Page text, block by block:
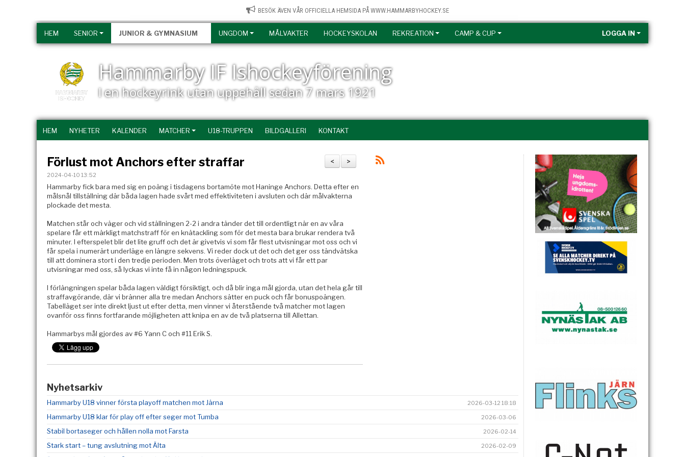
BESÖK ÄVEN VÅR OFFICIELLA HEMSIDA PÅ WWW.HAMMARBYHOCKEY.SE
HEM SENIOR JUNIOR & GYMNASIUM UNGDOM MÅLVAKTER HOCKEYSKOLAN REKREATION CAMP & CUP LOGGA IN
Hammarby IF Ishockeyförening
I en hockeyrink utan uppehåll sedan 7 mars 1921
HEM NYHETER KALENDER MATCHER U18-TRUPPEN BILDGALLERI KONTAKT
>
<
Förlust mot Anchors efter straffar
2024-04-10 13:52
Hammarby fick bara med sig en poäng i tisdagens bortamöte mot Haninge Anchors. Detta efter en
målsnål tillställning där båda lagen hade svårt med effektiviteten i avsluten och där målvakterna
plockade det mesta.
Matchen står och väger och vid ställningen 2-2 i andra tänder det till ordentligt när en av våra
spelare får ett märkligt matchstraff för en knätackling som för det mesta bara brukar rendera två
minuter. I efterspelet blir det lite gruff och det är givetvis vi som får flest utvisningar mot oss och vi
får spela i numerärt underläge en längre sekvens. Vi reder dock ut det och det ger oss tändvätska
till att dominera stort i den tredje perioden. Men trots överläget och trots att vi får ett par
utvisningar med oss, så lyckas vi inte få in någon ledningspuck.
I förlängningen spelar båda lagen väldigt försiktigt, och då blir inga mål gjorda, utan det hela går till
straffavgörande, där vi bränner alla tre medan Anchors sätter en puck och får bonuspoängen.
Tabelläget ser inte direkt ljust ut efter detta, men vinner vi återstående två matcher mot lagen
ovanför oss finns fortfarande möjligheten att knipa en av de två platserna till Allettan.
Hammarbys mål gjordes av #6 Yann C och #11 Erik S.
Nyhetsarkiv
Hammarby U18 vinner första playoff matchen mot Järna 2026-03-12 18:18
Hammarby U18 klar för play off efter seger mot Tumba 2026-03-06
Stabil bortaseger och hållen nolla mot Farsta 2026-02-14
Stark start – tung avslutning mot Älta 2026-02-09